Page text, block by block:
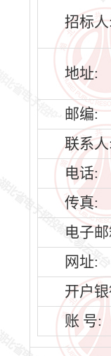
招标
地址:
邮编:
联系
电话:
传真:
电子
网址:
开户
账 号: